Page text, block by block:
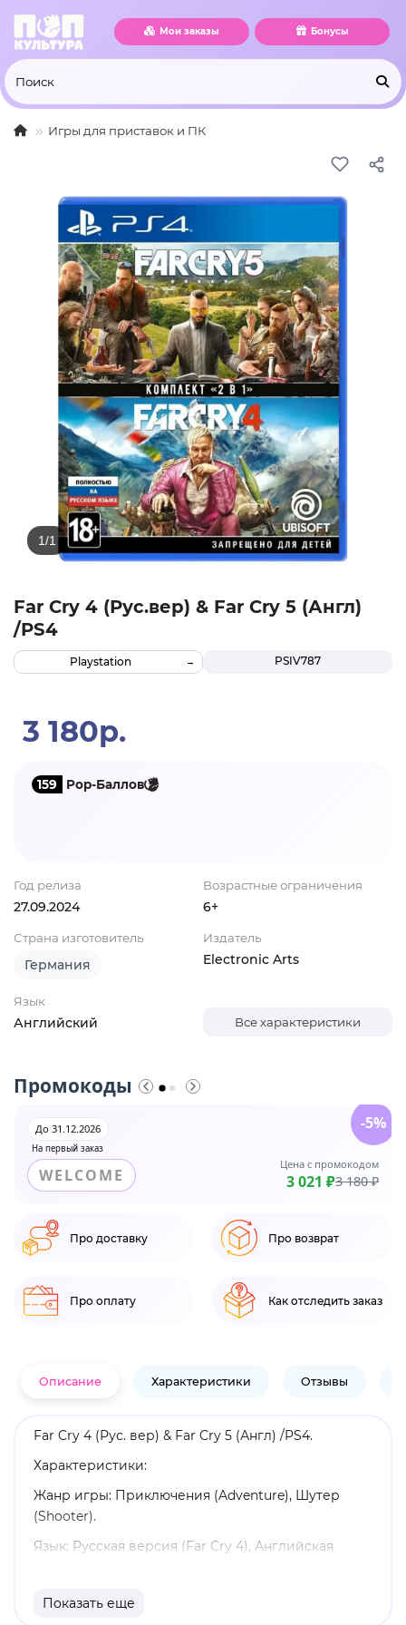
Мои заказы Бонусы
Игры для приставок и ПК
Far Cry 4 (Рус.вер) & Far Cry 5 (Англ)
/PS4
PSIV787
Playstation
3 180р.
159 Pop-Баллов
Год релиза
27.09.2024
Возрастные ограничения
6+
Страна изготовитель
Германия
Издатель
Electronic Arts
Язык
Английский Все характеристики
Промокоды
На первый заказ
До 31.12.2026
WELCOME
Цена с промокодом
3 021 ₽3 180 ₽
-5%
Про доставку Про возврат
Про оплату Как отследить заказ
Описание Характеристики Отзывы
Far Cry 4 (Рус. вер) & Far Cry 5 (Англ) /PS4.
Характеристики:
Жанр игры: Приключения (Adventure), Шутер
(Shooter).
Язык: Русская версия (Far Cry 4), Английская
Издатель: Sony.
Показать еще